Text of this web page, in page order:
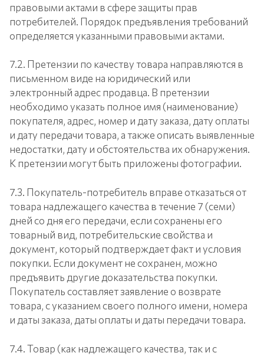
правовыми актами в сфере защиты прав
потребителей. Порядок предъявления требований
определяется указанными правовыми актами.
7.2. Претензии по качеству товара направляются в
письменном виде на юридический или
электронный адрес продавца. В претензии
необходимо указать полное имя (наименование)
покупателя, адрес, номер и дату заказа, дату оплаты
и дату передачи товара, а также описать выявленные
недостатки, дату и обстоятельства их обнаружения.
К претензии могут быть приложены фотографии.
7.3. Покупатель-потребитель вправе отказаться от
товара надлежащего качества в течение 7 (семи)
дней со дня его передачи, если сохранены его
товарный вид, потребительские свойства и
документ, который подтверждает факт и условия
покупки. Если документ не сохранен, можно
предъявить другие доказательства покупки.
Покупатель составляет заявление о возврате
товара, с указанием своего полного имени, номера
и даты заказа, даты оплаты и даты передачи товара.
7.4. Товар (как надлежащего качества, так и с